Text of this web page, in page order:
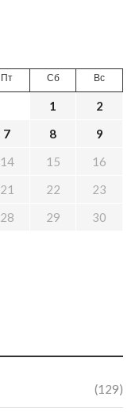
(129)
Пт Сб Вс
1
2
7 8
9
14 15
16
21 22
23
28 29
30